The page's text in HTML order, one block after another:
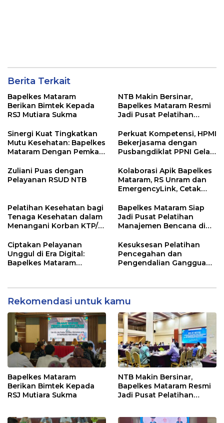
Berita Terkait
Bapelkes Mataram
Berikan Bimtek Kepada
RSJ Mutiara Sukma
NTB Makin Bersinar,
Bapelkes Mataram Resmi
Jadi Pusat Pelatihan
Sinergi Kuat Tingkatkan
Mutu Kesehatan: Bapelkes
Mataram Dengan Pemkab
Resmi Terjalin
Perkuat Kompetensi, HPMI
Bekerjasama dengan
Pusbangdiklat PPNI Gelar
Asuhan Keperawatan
Zuliani Puas dengan
Pelayanan RSUD NTB
Kolaborasi Apik Bapelkes
Mataram, RS Unram dan
EmergencyLink, Cetak
Pelatihan BTCLS 2025
Pelatihan Kesehatan bagi
Tenaga Kesehatan dalam
Menangani Korban KTP/A
Bapelkes Mataram Siap
Jadi Pusat Pelatihan
Manajemen Bencana di
Survey
Ciptakan Pelayanan
Unggul di Era Digital:
Bapelkes Mataram
Kesuksesan Pelatihan
Pencegahan dan
Pengendalian Gangguan
Rekomendasi untuk kamu
Bapelkes Mataram
Berikan Bimtek Kepada
RSJ Mutiara Sukma
NTB Makin Bersinar,
Bapelkes Mataram Resmi
Jadi Pusat Pelatihan